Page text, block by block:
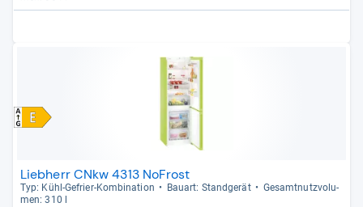
Liebherr CNkw 4313 NoFrost
Typ: Kühl-​Gefrier-​Kom­bi­na­tion Bau­art: Stand­ge­rät
Gesamt­nutz­vo­lu­
men: 310 l